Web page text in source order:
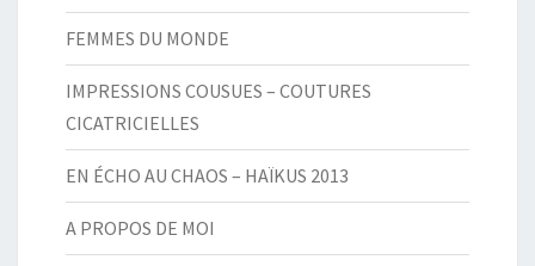
FEMMES DU MONDE
IMPRESSIONS COUSUES – COUTURES
CICATRICIELLES
EN ÉCHO AU CHAOS – HAÏKUS 2013
A PROPOS DE MOI